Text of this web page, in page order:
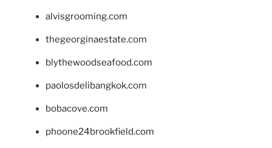
alvisgrooming.com
thegeorginaestate.com
blythewoodseafood.com
paolosdelibangkok.com
bobacove.com
phoone24brookfield.com